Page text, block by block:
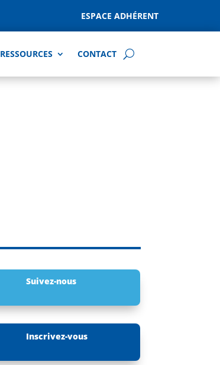
ESPACE ADHÉRENT
RESSOURCES CONTACT
Suivez-nous
Inscrivez-vous